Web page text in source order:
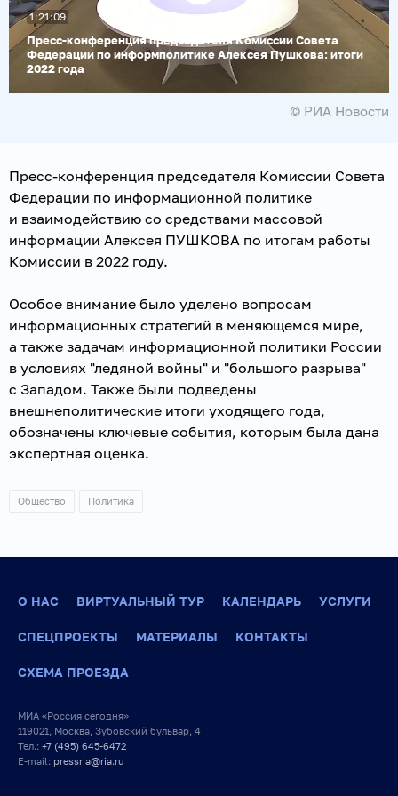
Пресс-конференция председателя Комиссии Совета
Федерации по информполитике Алексея Пушкова: итоги
2022 года
1:21:09
© РИА Новости
Пресс-конференция председателя Комиссии Совета
Федерации по информационной политике
и взаимодействию со средствами массовой
информации Алексея ПУШКОВА по итогам работы
Комиссии в 2022 году.
Особое внимание было уделено вопросам
информационных стратегий в меняющемся мире,
а также задачам информационной политики России
в условиях "ледяной войны" и "большого разрыва"
с Западом. Также были подведены
внешнеполитические итоги уходящего года,
обозначены ключевые события, которым была дана
экспертная оценка.
Общество Политика
О НАС ВИРТУАЛЬНЫЙ ТУР КАЛЕНДАРЬ УСЛУГИ
СПЕЦПРОЕКТЫ МАТЕРИАЛЫ КОНТАКТЫ
СХЕМА ПРОЕЗДА
МИА «Россия сегодня»
119021, Москва, Зубовский бульвар, 4
Тел.: +7 (495) 645-6472
E-mail: pressria@ria.ru